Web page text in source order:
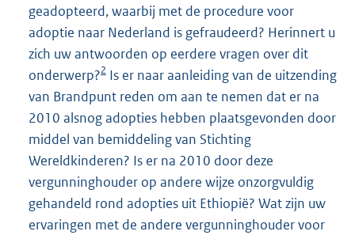
geadopteerd, waarbij met de procedure voor
adoptie naar Nederland is gefraudeerd? Herinnert u
zich uw antwoorden op eerdere vragen over dit
onderwerp?2 Is er naar aanleiding van de uitzending
van Brandpunt reden om aan te nemen dat er na
2010 alsnog adopties hebben plaatsgevonden door
middel van bemiddeling van Stichting
Wereldkinderen? Is er na 2010 door deze
vergunninghouder op andere wijze onzorgvuldig
gehandeld rond adopties uit Ethiopië? Wat zijn uw
ervaringen met de andere vergunninghouder voor